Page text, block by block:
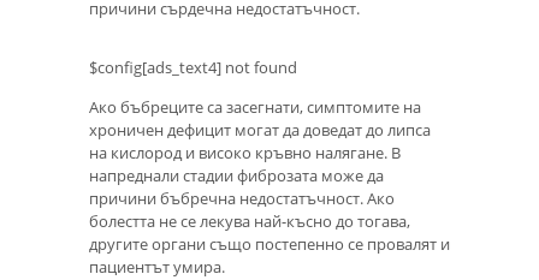
причини сърдечна недостатъчност.
$config[ads_text4] not found
Ако бъбреците са засегнати, симптомите на
хроничен дефицит могат да доведат до липса
на кислород и високо кръвно налягане. В
напреднали стадии фиброзата може да
причини бъбречна недостатъчност. Ако
болестта не се лекува най-късно до тогава,
другите органи също постепенно се провалят и
пациентът умира.